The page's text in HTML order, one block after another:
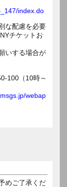
index.do
な配慮を必要
チケットお
いする場合が
100（10時～
webap
めご了承くだ